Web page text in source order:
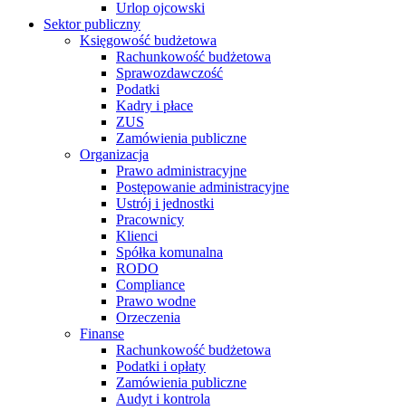
Urlop ojcowski
Sektor publiczny
Księgowość budżetowa
Rachunkowość budżetowa
Sprawozdawczość
Podatki
Kadry i płace
ZUS
Zamówienia publiczne
Organizacja
Prawo administracyjne
Postępowanie administracyjne
Ustrój i jednostki
Pracownicy
Klienci
Spółka komunalna
RODO
Compliance
Prawo wodne
Orzeczenia
Finanse
Rachunkowość budżetowa
Podatki i opłaty
Zamówienia publiczne
Audyt i kontrola